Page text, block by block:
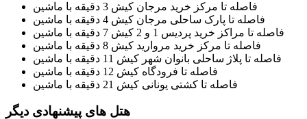
فاصله تا مرکز خرید مرجان کیش 3 دقیقه با ماشین
فاصله تا پارک ساحلی مرجان کیش 4 دقیقه با ماشین
فاصله تا مراکز خرید پردیس 1 و 2 کیش 7 دقیقه با ماشین
فاصله تا مرکز خرید مروارید کیش 8 دقیقه با ماشین
فاصله تا پلاژ ساحلی بانوان شهر کیش 11 دقیقه با ماشین
فاصله تا فرودگاه کیش 12 دقیقه با ماشین
فاصله تا کشتی یونانی کیش 21 دقیقه با ماشین
هتل های پیشنهادی دیگر